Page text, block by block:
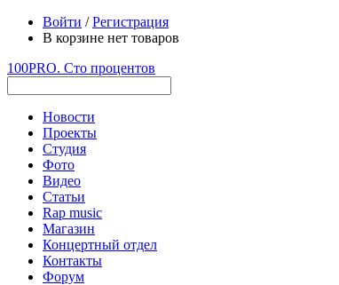
Войти /Регистрация
В корзине нет товаров
100PRO. Сто процентов
Новости
Проекты
Студия
Фото
Видео
Статьи
Rap music
Магазин
Концертный отдел
Контакты
Форум